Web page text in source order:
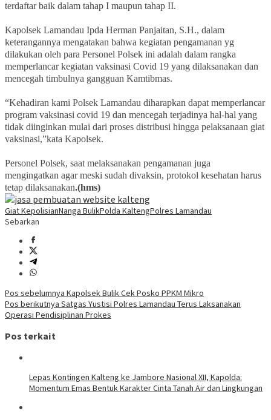
terdaftar baik dalam tahap I maupun tahap II.
Kapolsek Lamandau Ipda Herman Panjaitan, S.H., dalam
keterangannya mengatakan bahwa kegiatan pengamanan yg
dilakukan oleh para Personel Polsek ini adalah dalam rangka
memperlancar kegiatan vaksinasi Covid 19 yang dilaksanakan dan
mencegah timbulnya gangguan Kamtibmas.
“Kehadiran kami Polsek Lamandau diharapkan dapat memperlancar
program vaksinasi covid 19 dan mencegah terjadinya hal-hal yang
tidak diinginkan mulai dari proses distribusi hingga pelaksanaan giat
vaksinasi,”kata Kapolsek.
Personel Polsek, saat melaksanakan pengamanan juga
mengingatkan agar meski sudah divaksin, protokol kesehatan harus
tetap dilaksanakan.(hms)
Giat KepolisianNanga BulikPolda KaltengPolres Lamandau
Sebarkan
Navigasi
pos
Pos sebelumnya Kapolsek Bulik Cek Posko PPKM Mikro
Pos berikutnya Satgas Yustisi Polres Lamandau Terus Laksanakan
Operasi Pendisiplinan Prokes
Pos terkait
Lepas Kontingen Kalteng ke Jambore Nasional XII, Kapolda:
Momentum Emas Bentuk Karakter Cinta Tanah Air dan Lingkungan